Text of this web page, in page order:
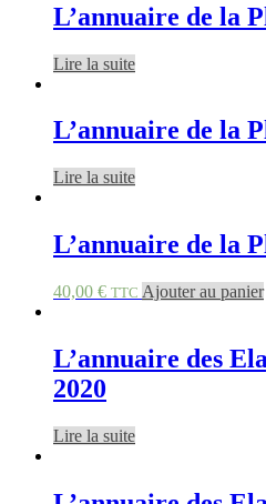
L’annuaire de la
Lire la suite
L’annuaire de la
Lire la suite
L’annuaire de la
40,00 € TTC Ajouter au panier
L’annuaire des
2020
Lire la suite